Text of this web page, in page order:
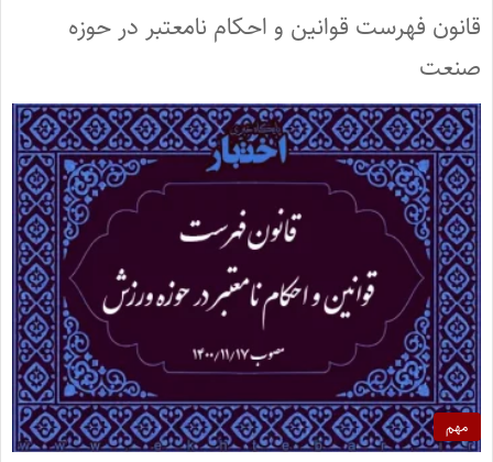
قانون فهرست قوانین و احکام نامعتبر در حوزه
صنعت
مهم